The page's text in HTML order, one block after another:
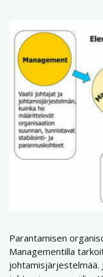
Parantamisen
Managementilla
johtamisjärjestelmää.